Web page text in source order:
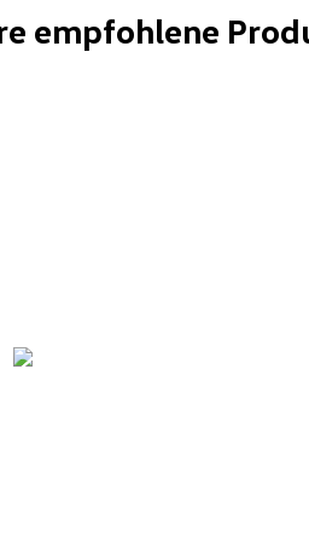
empfohlene